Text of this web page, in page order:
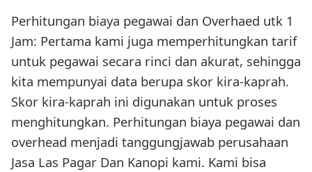
Perhitungan biaya pegawai dan Overhaed utk 1
Jam: Pertama kami juga memperhitungkan tarif
untuk pegawai secara rinci dan akurat, sehingga
kita mempunyai data berupa skor kira-kaprah.
Skor kira-kaprah ini digunakan untuk proses
menghitungkan. Perhitungan biaya pegawai dan
overhead menjadi tanggungjawab perusahaan
Jasa Las Pagar Dan Kanopi kami. Kami bisa